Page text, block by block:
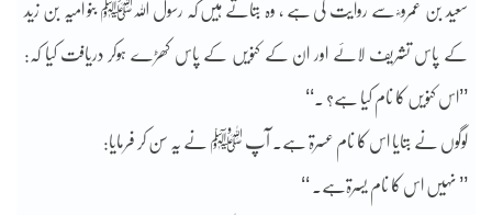
سعید بن عمرو ؓ سے روایت کی ہے ، وہ بتاتے ہیں کہ رسول اللہﷺ بنو امیہ بن زید
کے پاس تشریف لائے اور ان کے کنویں کے پاس کھڑے ہوکر دریافت کیا کہ:
’’اس کنویں کا نام کیا ہے؟ ۔‘‘
لوگوں نے بتایا اس کا نام عسرۃ ہے۔ آپ ﷺ نے یہ سن کر فرمایا:
’’ نہیں اس کا نام یسرۃہے۔ ‘‘